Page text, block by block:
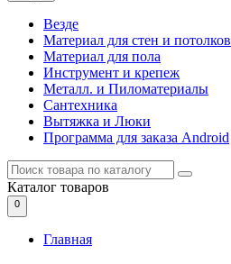
Везде
Материал для стен и потолков
Материал для пола
Инструмент и крепеж
Металл. и Пиломатериалы
Сантехника
Вытяжка и Люки
Программа для заказа Android
Каталог товаров
0
Главная